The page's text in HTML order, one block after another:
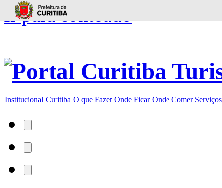
Ir para conteúdo
Institucional Curitiba O que Fazer Onde Ficar Onde Comer Serviços